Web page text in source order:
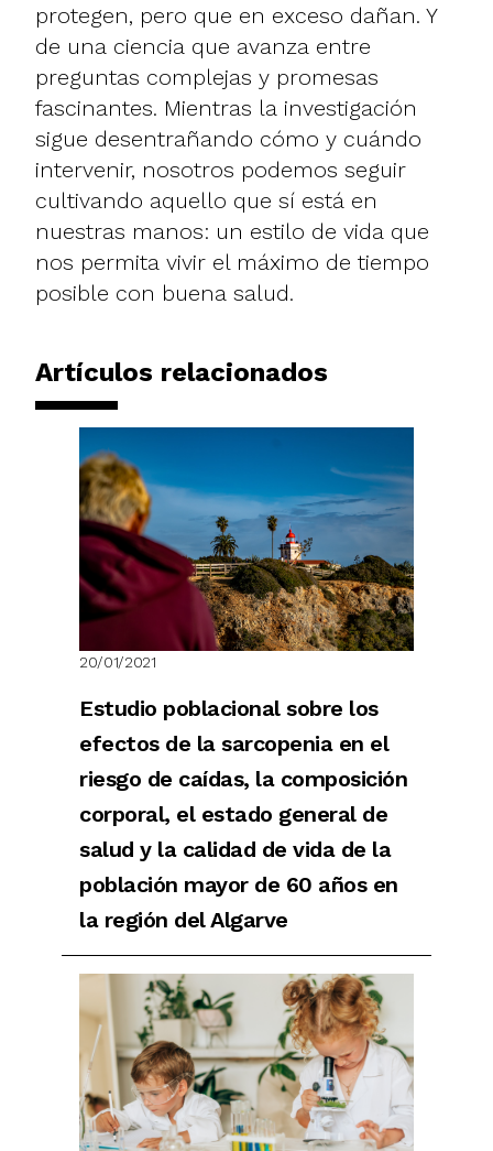
protegen, pero que en exceso dañan. Y
de una ciencia que avanza entre
preguntas complejas y promesas
fascinantes. Mientras la investigación
sigue desentrañando cómo y cuándo
intervenir, nosotros podemos seguir
cultivando aquello que sí está en
nuestras manos: un estilo de vida que
nos permita vivir el máximo de tiempo
posible con buena salud.
Artículos relacionados
20/01/2021
Estudio poblacional sobre los
efectos de la sarcopenia en el
riesgo de caídas, la composición
corporal, el estado general de
salud y la calidad de vida de la
población mayor de 60 años en
la región del Algarve